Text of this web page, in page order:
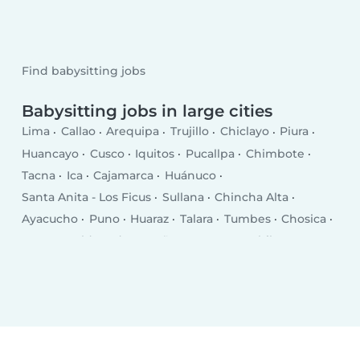
Find babysitting jobs
Babysitting jobs in large cities
Lima Callao Arequipa Trujillo Chiclayo
Piura
Huancayo
Cusco Iquitos Pucallpa
Chimbote
Tacna
Ica Cajamarca
Huánuco
Santa Anita - Los Ficus
Sullana
Chincha Alta
Ayacucho
Puno Huaraz Talara Tumbes
Chosica
Puerto Maldonado
Breña
Chilca